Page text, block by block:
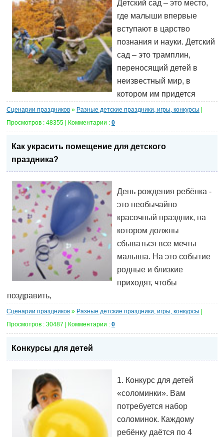
Детский сад – это место,
где малыши впервые
вступают в царство
познания и науки. Детский
сад – это трамплин,
переносящий детей в
неизвестный мир, в
котором им придется
Сценарии праздников » Разные детские праздники, игры, конкурсы |
Просмотров : 48355 | Комментарии : 0
Как украсить помещение для детского
праздника?
День рождения ребёнка -
это необычайно
красочный праздник, на
котором должны
сбываться все мечты
малыша. На это событие
родные и близкие
приходят, чтобы
поздравить,
Сценарии праздников » Разные детские праздники, игры, конкурсы |
Просмотров : 30487 | Комментарии : 0
Конкурсы для детей
1. Конкурс для детей
«соломинки». Вам
потребуется набор
соломинок. Каждому
ребёнку даётся по 4